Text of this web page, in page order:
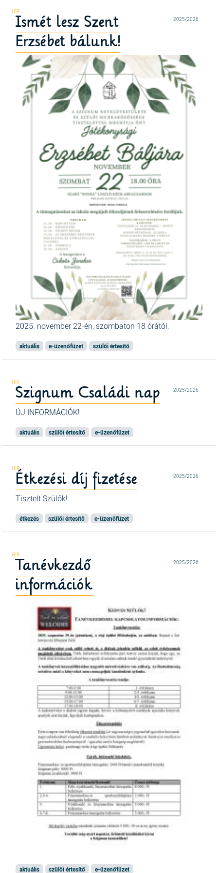
2025/2026
Ismét lesz Szent
Erzsébet bálunk!
2025. november 22-én, szombaton 18 órától.
aktuális e-üzenőfüzet szülői értesítő
2025/2026
Szignum Családi nap
ÚJ INFORMÁCIÓK!
aktuális szülői értesítő e-üzenőfüzet
2025/2026
Étkezési díj fizetése
Tisztelt Szülők!
étkezés szülői értesítő e-üzenőfüzet
2025/2026
Tanévkezdő
információk
aktuális szülői értesítő e-üzenőfüzet